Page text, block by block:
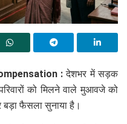
:देशभर में सड़क
को मिलने वाले मुआवजे को
फैसला सुनाया है।